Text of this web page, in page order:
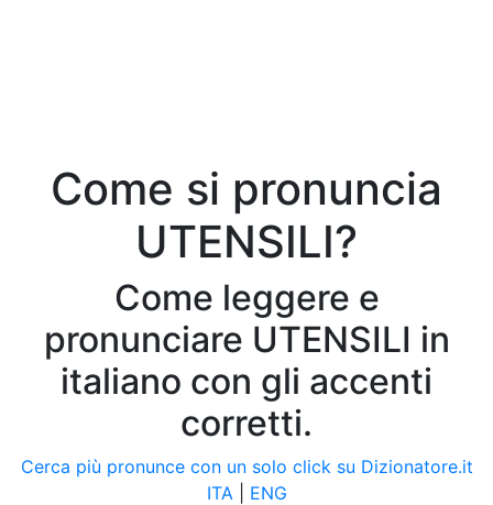
Come si pronuncia
UTENSILI?
Come leggere e
pronunciare UTENSILI in
italiano con gli accenti
corretti.
Cerca più pronunce con un solo click su Dizionatore.it
ITA| ENG